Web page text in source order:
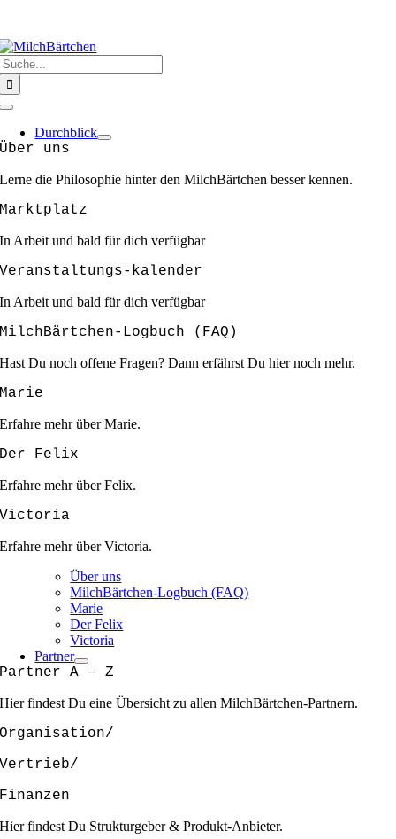
springen
Toggle
NavigationDurchblick
Über uns
Lerne die Philosophie hinter den MilchBärtchen besser kennen.
Marktplatz
In Arbeit und bald für dich verfügbar
Veranstaltungs-kalender
In Arbeit und bald für dich verfügbar
MilchBärtchen-Logbuch (FAQ)
Hast Du noch offene Fragen? Dann erfährst Du hier noch mehr.
Marie
Erfahre mehr über Marie.
Der Felix
Erfahre mehr über Felix.
Victoria
Erfahre mehr über Victoria.
Über uns
MilchBärtchen-Logbuch (FAQ)
Marie
Der Felix
Victoria
Partner
Partner A – Z
Hier findest Du eine Übersicht zu allen MilchBärtchen-Partnern.
Organisation/
Vertrieb/
Finanzen
Hier findest Du Strukturgeber & Produkt-Anbieter.